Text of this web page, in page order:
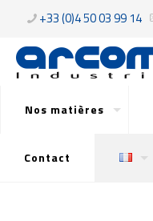
+33 (0)4 50 03 99 14
Nos matières
Contact